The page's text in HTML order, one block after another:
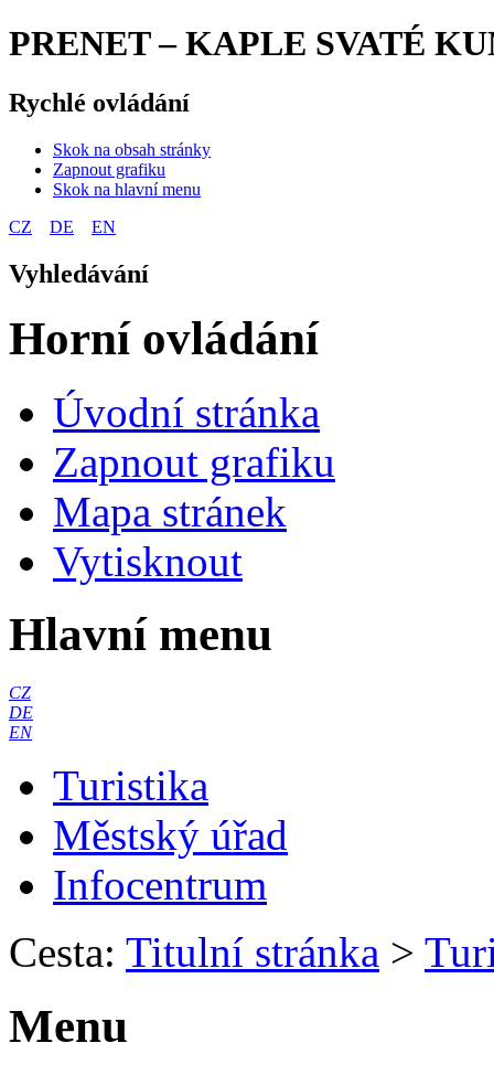
PRENET – KAPLE SVATÉ
Rychlé ovládání
Skok na obsah stránky
Zapnout grafiku
Skok na hlavní menu
CZ
DE EN
Vyhledávání
Horní ovládání
Úvodní stránka
Zapnout grafiku
Mapa stránek
Vytisknout
Hlavní menu
CZ
DE
EN
Turistika
Městský úřad
Infocentrum
Cesta: Titulní stránka >
Menu